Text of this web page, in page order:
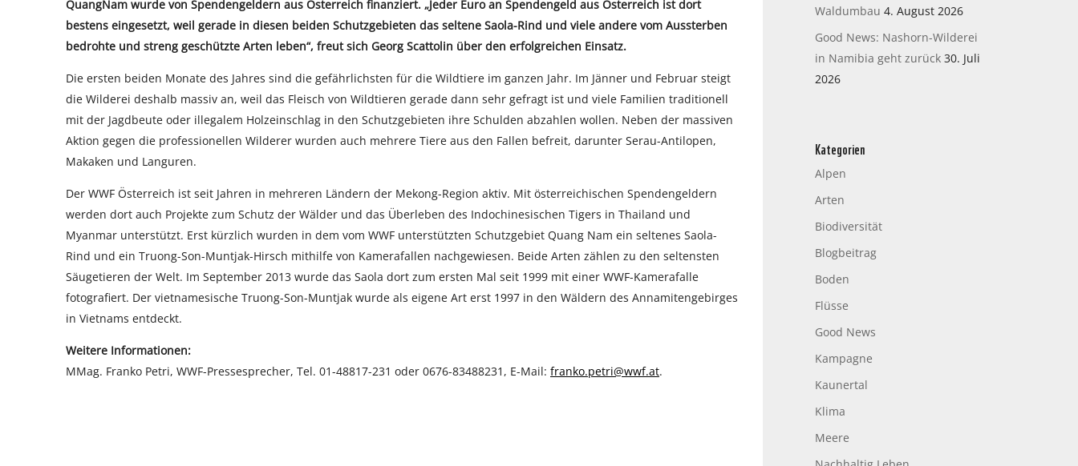
QuangNam wurde von Spendengeldern aus Österreich finanziert. „Jeder Euro an Spendengeld aus Österreich ist dort
bestens eingesetzt, weil gerade in diesen beiden Schutzgebieten das seltene Saola-Rind und viele andere vom Aussterben
bedrohte und streng geschützte Arten leben“, freut sich Georg Scattolin über den erfolgreichen Einsatz.
Die ersten beiden Monate des Jahres sind die gefährlichsten für die Wildtiere im ganzen Jahr. Im Jänner und Februar steigt
die Wilderei deshalb massiv an, weil das Fleisch von Wildtieren gerade dann sehr gefragt ist und viele Familien traditionell
mit der Jagdbeute oder illegalem Holzeinschlag in den Schutzgebieten ihre Schulden abzahlen wollen. Neben der massiven
Aktion gegen die professionellen Wilderer wurden auch mehrere Tiere aus den Fallen befreit, darunter Serau-Antilopen,
Makaken und Languren.
Der WWF Österreich ist seit Jahren in mehreren Ländern der Mekong-Region aktiv. Mit österreichischen Spendengeldern
werden dort auch Projekte zum Schutz der Wälder und das Überleben des Indochinesischen Tigers in Thailand und
Myanmar unterstützt. Erst kürzlich wurden in dem vom WWF unterstützten Schutzgebiet Quang Nam ein seltenes Saola-
Rind und ein Truong-Son-Muntjak-Hirsch mithilfe von Kamerafallen nachgewiesen. Beide Arten zählen zu den seltensten
Säugetieren der Welt. Im September 2013 wurde das Saola dort zum ersten Mal seit 1999 mit einer WWF-Kamerafalle
fotografiert. Der vietnamesische Truong-Son-Muntjak wurde als eigene Art erst 1997 in den Wäldern des Annamitengebirges
in Vietnams entdeckt.
Weitere Informationen:
MMag. Franko Petri, WWF-Pressesprecher, Tel. 01-48817-231 oder 0676-83488231, E-Mail: franko.petri@wwf.at.
Waldumbau 4. August 2026
Good News: Nashorn-Wilderei
in Namibia geht zurück 30. Juli
2026
Kategorien
Alpen
Arten
Biodiversität
Blogbeitrag
Boden
Flüsse
Good News
Kampagne
Kaunertal
Klima
Meere